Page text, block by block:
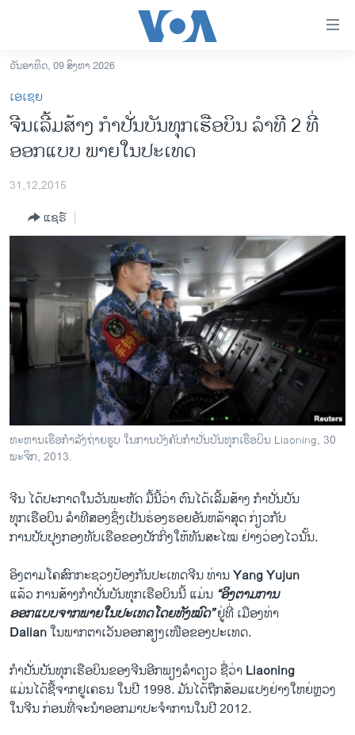
ເຂົ້າ
ຫາ
ຂ້າມ
ຂ້າມ
ຂ້າມ
ຫາ
ລາວ
ຂ່າວ​ຈີນ
ໂລກ
ອິດສະຫຼະພາບດ້ານການຂ່າວ
ຊີວິດຊາວລາວ
ຊຸມຊົນຊາວລາວ
ວິທະຍາສາດ-ເທັກໂນໂລຈີ
ພາສາອັງກິດ
ວີດີໂອ
ລາຍການກະຈາຍສຽງ
ລາຍງານ
ຕິດຕາມພວກເຮົາ ທີ່
ພາສາຕ່າງໆ
ວັນອາທິດ, 09 ສິງຫາ 2026
ເອເຊຍ
ຈີນ​​ເລີ້ມ​ສ້າງ​ ​ກຳ​ປັ່ນ​ບັນ​ທຸກ​ເຮືອບິນ ລຳ​ທີ​ 2 ​ທີ່
ອອກແບບ ພາຍໃນປະ​ເທດ​
31,12,2015
ແຊຣ໌
ທະຫານເຮືອກຳລັງຖ່າຍຮູບ ໃນການບັງຄັບກຳ​ປັ່ນບັນທຸກເຮືອບິນ Liaoning, 30
ພະຈິກ, 2013.
ຈີນ ​ໄດ້​ປະກາດ​ໃນ​ວັນ​ພະຫັດ ​ມື້​ນີ້ວ່າ ຕົນ​ໄດ້ເລີ້ມ​ສ້າງ​ ​ກຳ​ປັ່ນ​ບັນ
​ທຸກ​ເຮືອບິນ ລຳ​ທີ​ສອງ​ຊຶ່ງ​ເປັນ​ຮ່ອງຮອຍອັນຫລ້າ​ສຸດ ກ່ຽວ​ກັບ
​ການ​ປັບປຸງ​ກອງທັບເຮືອຂອງ​ປັກ​ກິ່ງ​ໃຫ້​ທັນ​ສະ​ໄໝ ຢ່າງ​ວ່ອງ​ໄວ​ນັ້ນ.
​ອິງຕາມ​ໂຄສົກ​ກະຊວງ​ປ້ອງ​ກັນ​ປະ​ເທດຈີນ ທ່ານYang Yujun
​ແລ້ວ ການ​ສ້າງ​ກຳ​ປັ່ນບັນທຸກ​ເຮືອບິນນີ້ ​ແມ່ນ​ “ອິງ​ຕາມ​ການ
​ອອກ​ແບບຈາກ​ພາຍ​ໃນ​ປະ​ເທດ​ໂດຍ​ທັງໝົດ”​ຢູ່​ທີ່ ​ເມືອງ​ທ່າ
Dalian​ໃນພາກ​ຕາ​ເວັນ​ອອກສຽງ​ເໜືອ​ຂອງ​ປະ​ເທດ.
​ກຳ​ປັ່ນບັນທຸກ​ເຮືອບິນ​ຂອງ​ຈີນອີກ​ພຽງລຳດຽວ ຊື່ວ່າ Liaoning
​ແມ່ນ​ໄດ້ຊື້​ຈາກ​ຢູ​ເຄຣນ ​ໃນ​ປີ 1998. ມັນ​ໄດ້​ຖືກສ້ອມ​ແປງຢ່າງ​ໃຫຍ່​ຫຼວງ​
ໃນ​ຈີນ ກ່ອນ​ທີ່​ຈະ​ນຳ​ອອກ​ມາ​ປະຈຳ​ການ​ໃນ​ປີ 2012​.